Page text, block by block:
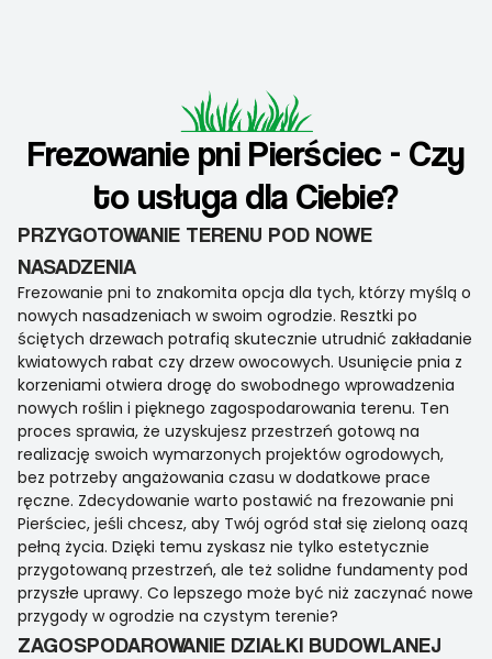
Frezowanie pni Pierściec - Czy
to usługa dla Ciebie?
PRZYGOTOWANIE TERENU POD NOWE
NASADZENIA
Frezowanie pni to znakomita opcja dla tych, którzy myślą o
nowych nasadzeniach w swoim ogrodzie. Resztki po
ściętych drzewach potrafią skutecznie utrudnić zakładanie
kwiatowych rabat czy drzew owocowych. Usunięcie pnia z
korzeniami otwiera drogę do swobodnego wprowadzenia
nowych roślin i pięknego zagospodarowania terenu. Ten
proces sprawia, że uzyskujesz przestrzeń gotową na
realizację swoich wymarzonych projektów ogrodowych,
bez potrzeby angażowania czasu w dodatkowe prace
ręczne. Zdecydowanie warto postawić na frezowanie pni
Pierściec, jeśli chcesz, aby Twój ogród stał się zieloną oazą
pełną życia. Dzięki temu zyskasz nie tylko estetycznie
przygotowaną przestrzeń, ale też solidne fundamenty pod
przyszłe uprawy. Co lepszego może być niż zaczynać nowe
przygody w ogrodzie na czystym terenie?
ZAGOSPODAROWANIE DZIAŁKI BUDOWLANEJ